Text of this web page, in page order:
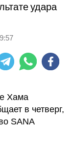
удара
Хама
в четверг,
SANA